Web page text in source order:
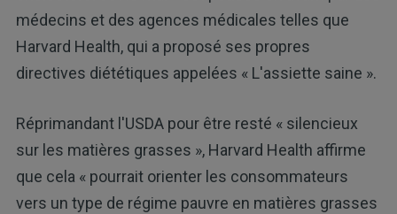
médecins et des agences médicales telles que
Harvard Health, qui a proposé ses propres
directives diététiques appelées « L'assiette saine ».
Réprimandant l'USDA pour être resté « silencieux
sur les matières grasses », Harvard Health affirme
que cela « pourrait orienter les consommateurs
vers un type de régime pauvre en matières grasses